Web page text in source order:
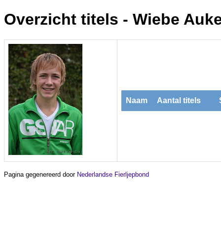
Overzicht titels - Wiebe
Naam Aantal titels
Pagina gegenereerd door Nederlandse Fierljepbond